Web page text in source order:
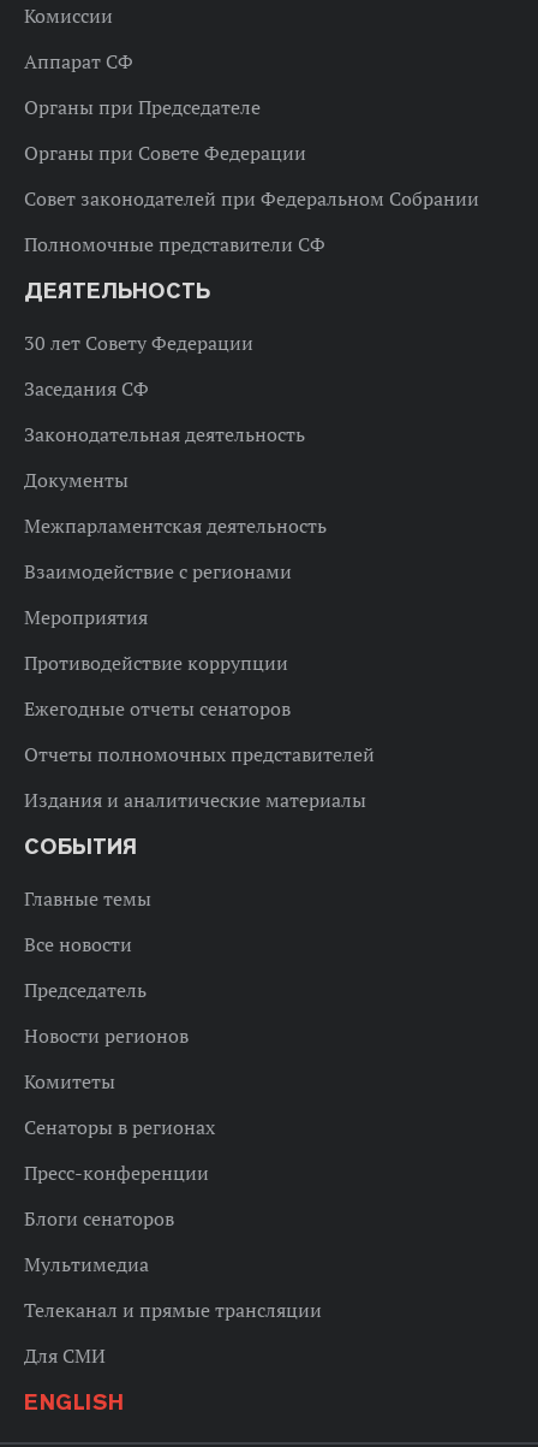
Комиссии
Аппарат СФ
Органы при Председателе
Органы при Совете Федерации
Совет законодателей при Федеральном Собрании
Полномочные представители СФ
ДЕЯТЕЛЬНОСТЬ
30 лет Совету Федерации
Заседания СФ
Законодательная деятельность
Документы
Межпарламентская деятельность
Взаимодействие с регионами
Мероприятия
Противодействие коррупции
Ежегодные отчеты сенаторов
Отчеты полномочных представителей
Издания и аналитические материалы
СОБЫТИЯ
Главные темы
Все новости
Председатель
Новости регионов
Комитеты
Сенаторы в регионах
Пресс-конференции
Блоги сенаторов
Мультимедиа
Телеканал и прямые трансляции
Для СМИ
ENGLISH